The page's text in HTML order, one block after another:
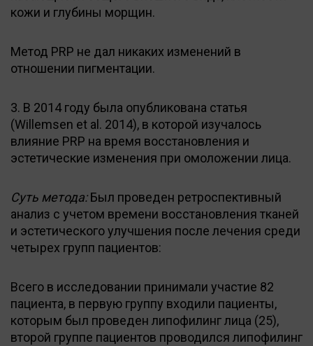
кожи и глубины морщин.
Метод PRP не дал никаких изменений в
отношении пигментации.
3. В 2014 году была опубликована статья
(Willemsen et al. 2014), в которой изучалось
влияние PRP на время восстановления и
эстетические изменения при омоложении лица.
Суть метода:Был проведен ретроспективный
анализ с учетом времени восстановления тканей
и эстетического улучшения после лечения среди
четырех групп пациентов:
Всего в исследовании принимали участие 82
пациента, в первую группу входили пациенты,
которым был проведен липофилинг лица (25),
второй группе пациентов проводился липофилинг